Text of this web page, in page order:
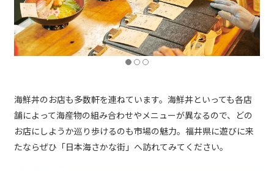
海鮮丼のお店も多数軒を連ねています。海鮮丼といっても各店
舗によって海産物の組み合わせやメニューが異なるので、どの
お店にしようか巡り歩けるのも市場の魅力。福井県に遊びに来
たならぜひ「日本海さかな街」へ訪れてみてください。